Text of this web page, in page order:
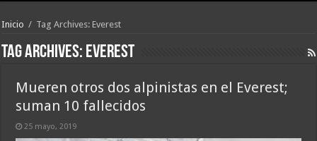
Inicio / Tag Archives: Everest
Tag Archives: Everest
Mueren otros dos alpinistas en el Everest;
suman 10 fallecidos
25 mayo, 2019